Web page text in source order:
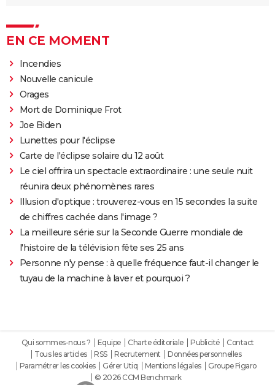
EN CE MOMENT
Incendies
Nouvelle canicule
Orages
Mort de Dominique Frot
Joe Biden
Lunettes pour l'éclipse
Carte de l'éclipse solaire du 12 août
Le ciel offrira un spectacle extraordinaire : une seule nuit
réunira deux phénomènes rares
Illusion d'optique : trouverez-vous en 15 secondes la suite
de chiffres cachée dans l'image ?
La meilleure série sur la Seconde Guerre mondiale de
l'histoire de la télévision fête ses 25 ans
Personne n'y pense : à quelle fréquence faut-il changer le
tuyau de la machine à laver et pourquoi ?
Qui sommes-nous ? Equipe Charte éditoriale Publicité
Contact
Tous les articles
RSS Recrutement
Données personnelles
Paramétrer les cookies
Gérer Utiq Mentions légales
Groupe Figaro
© 2026 CCM Benchmark